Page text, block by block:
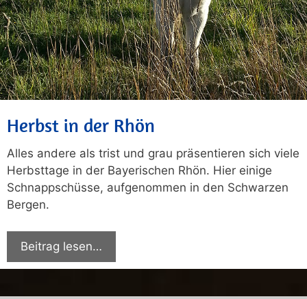
Herbst in der Rhön
Alles andere als trist und grau präsentieren sich viele
Herbsttage in der Bayerischen Rhön. Hier einige
Schnappschüsse, aufgenommen in den Schwarzen
Bergen.
Beitrag lesen…